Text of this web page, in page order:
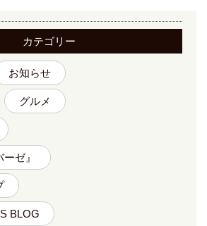
カテゴリー
お知らせ
グルメ
ゼ』
BLOG